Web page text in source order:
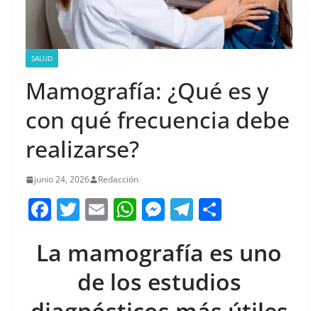
SALUD
Mamografía: ¿Qué es y
con qué frecuencia debe
realizarse?
junio 24, 2026 Redacción
F
c
b
T
itt
er
E
ai
l
W
at
s
A
M
ss
e
n
T
e
gr
a
m
p
ar
La mamografía es uno
de los estudios